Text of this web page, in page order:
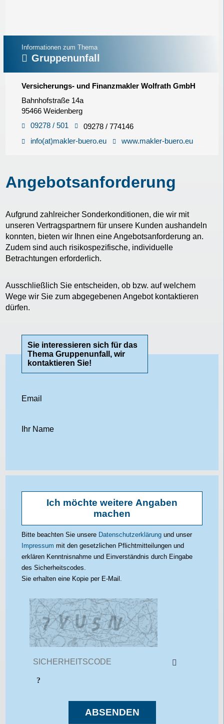
Informationen zum Thema
Gruppenunfall
Versicherungs- und Finanzmakler Wolfrath GmbH
Bahnhofstraße 14a
95466 Weidenberg
09278 / 501
09278 / 774146
info(at)makler-buero.eu
www.makler-buero.eu
Angebotsanforderung
Aufgrund zahlreicher Sonderkonditionen, die wir mit
unseren Vertragspartnern für unsere Kunden aushandeln
konnten, bieten wir Ihnen eine Angebotsanforderung an.
Zudem sind auch risikospezifische, individuelle
Betrachtungen erforderlich.
Ausschließlich Sie entscheiden, ob bzw. auf welchem
Wege wir Sie zum abgegebenen Angebot kontaktieren
dürfen.
Sie interessieren sich für das
Thema Gruppenunfall, wir
kontaktieren Sie!
Email
Ihr Name
Geburtsdatum
Telefon
Strasse
PLZ / Ort
Möchten Sie Ihr Anliegen konkretisieren?
Ich wünsche keine Anrufe (nur E-Mail)
Ich möchte weitere Angaben
machen
Bitte beachten Sie unsere Datenschutzerklärung und unser
Impressum mit den gesetzlichen Pflichtmitteilungen und
erklären Kenntnisnahme und Einverständnis durch Eingabe
des Sicherheitscodes.
Sie erhalten eine Kopie per E-Mail.
ABSENDEN